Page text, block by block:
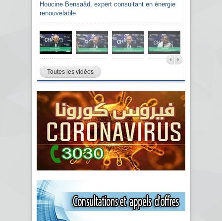
Houcine Bensaâd, expert consultant en énergie
renouvelable
Toutes les vidéos